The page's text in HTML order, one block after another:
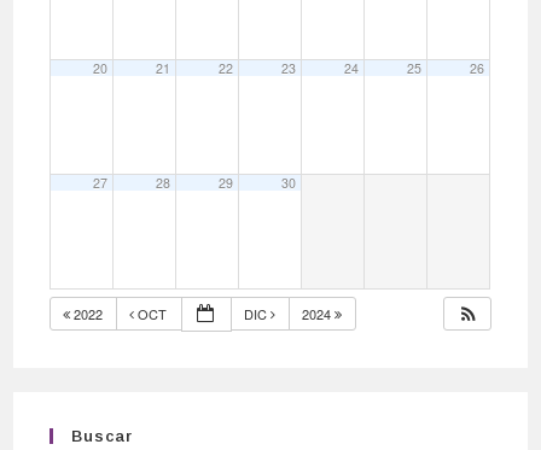
20 21 22 23 24 25 26
27 28 29 30
2022 OCT DIC 2024
Buscar